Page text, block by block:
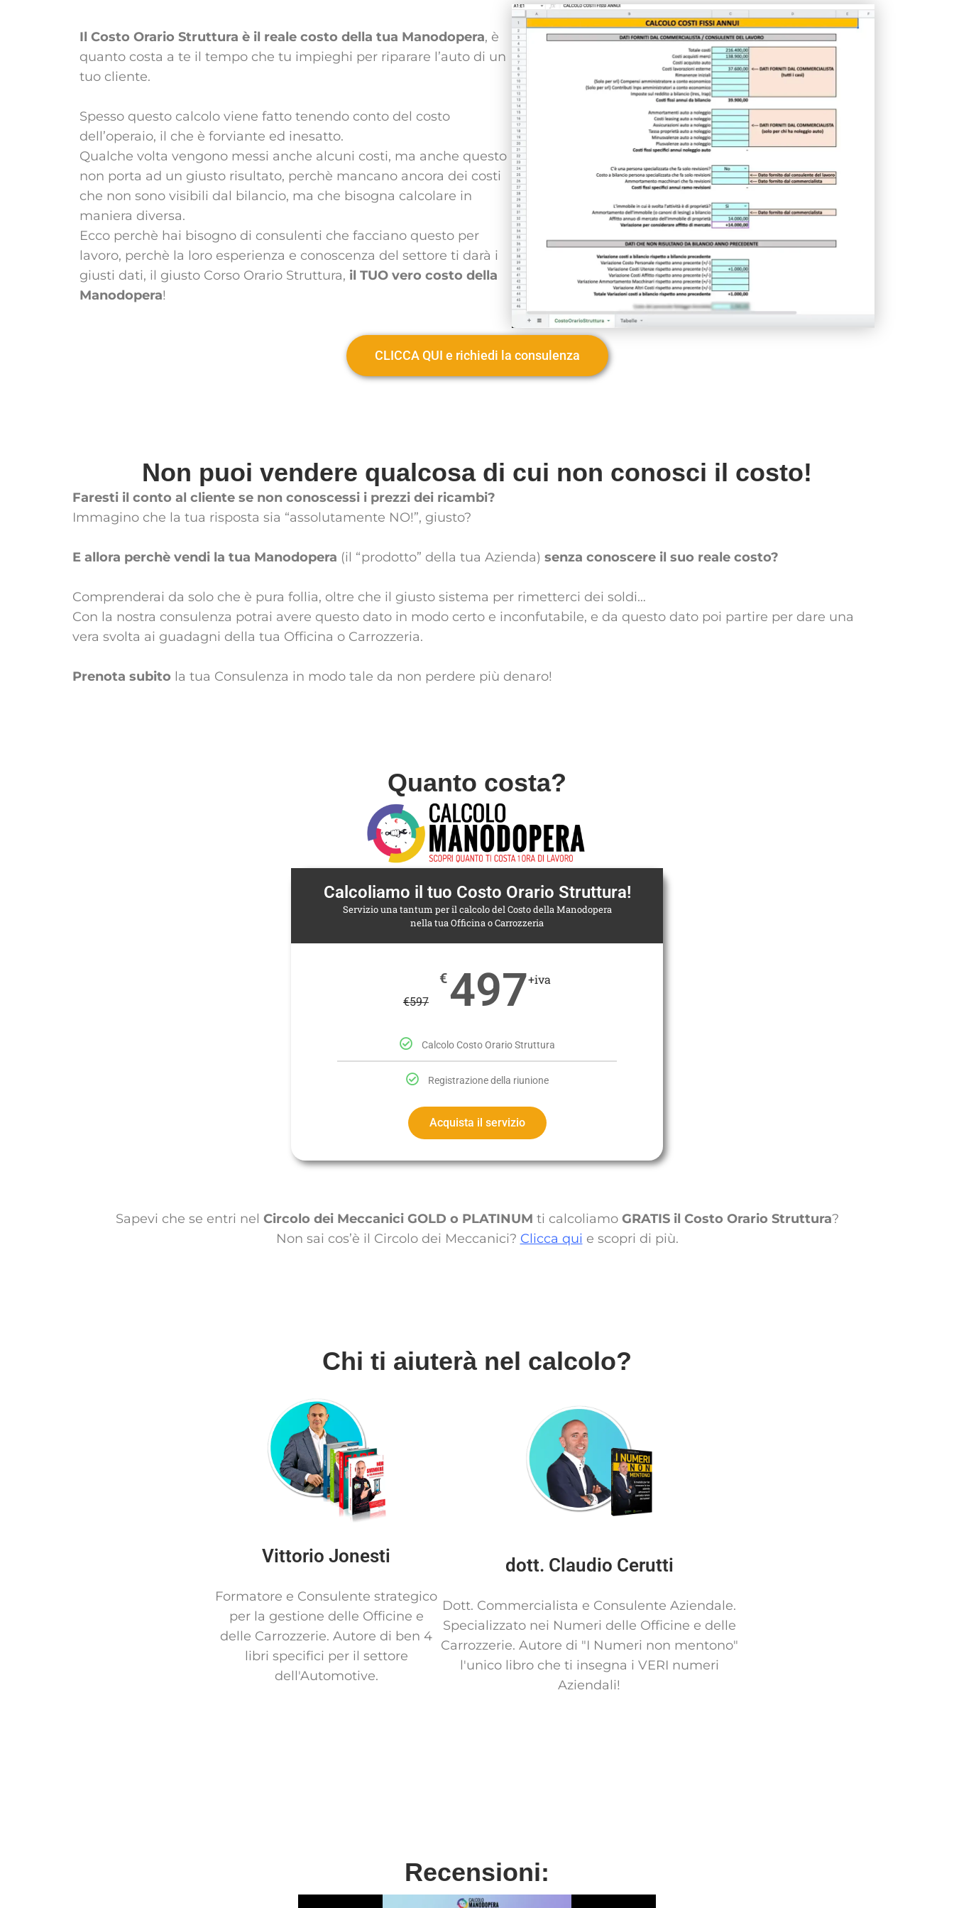
Il Costo Orario Struttura è il reale costo della tua Manodopera, è
quanto costa a te il tempo che tu impieghi per riparare l’auto di un
tuo cliente.
Spesso questo calcolo viene fatto tenendo conto del costo
dell’operaio, il che è forviante ed inesatto.
Qualche volta vengono messi anche alcuni costi, ma anche questo
non porta ad un giusto risultato, perchè mancano ancora dei costi
che non sono visibili dal bilancio, ma che bisogna calcolare in
maniera diversa.
Ecco perchè hai bisogno di consulenti che facciano questo per
lavoro, perchè la loro esperienza e conoscenza del settore ti darà i
giusti dati, il giusto Corso Orario Struttura, il TUO vero costo della
Manodopera!
CLICCA QUI e richiedi la consulenza
Non puoi vendere qualcosa di cui non conosci il costo!
Faresti il conto al cliente se non conoscessi i prezzi dei ricambi?
Immagino che la tua risposta sia “assolutamente NO!”, giusto?
E allora perchè vendi la tua Manodopera (il “prodotto” della tua Azienda) senza conoscere il suo reale costo?
Comprenderai da solo che è pura follia, oltre che il giusto sistema per rimetterci dei soldi…
Con la nostra consulenza potrai avere questo dato in modo certo e inconfutabile, e da questo dato poi partire per dare una
vera svolta ai guadagni della tua Officina o Carrozzeria.
Prenota subito la tua Consulenza in modo tale da non perdere più denaro!
Quanto costa?
Calcoliamo il tuo Costo Orario Struttura!
Servizio una tantum per il calcolo del Costo della Manodopera
nella tua Officina o Carrozzeria
€597
€497+iva
Calcolo Costo Orario Struttura
Registrazione della riunione
Acquista il servizio
Sapevi che se entri nel Circolo dei Meccanici GOLD o PLATINUM ti calcoliamo GRATIS il Costo Orario Struttura?
Non sai cos’è il Circolo dei Meccanici? Clicca qui e scopri di più.
Chi ti aiuterà nel calcolo?
Vittorio Jonesti
Formatore e Consulente strategico
per la gestione delle Officine e
delle Carrozzerie. Autore di ben 4
libri specifici per il settore
dell'Automotive.
dott. Claudio Cerutti
Dott. Commercialista e Consulente Aziendale.
Specializzato nei Numeri delle Officine e delle
Carrozzerie. Autore di "I Numeri non mentono"
l'unico libro che ti insegna i VERI numeri
Aziendali!
Recensioni: